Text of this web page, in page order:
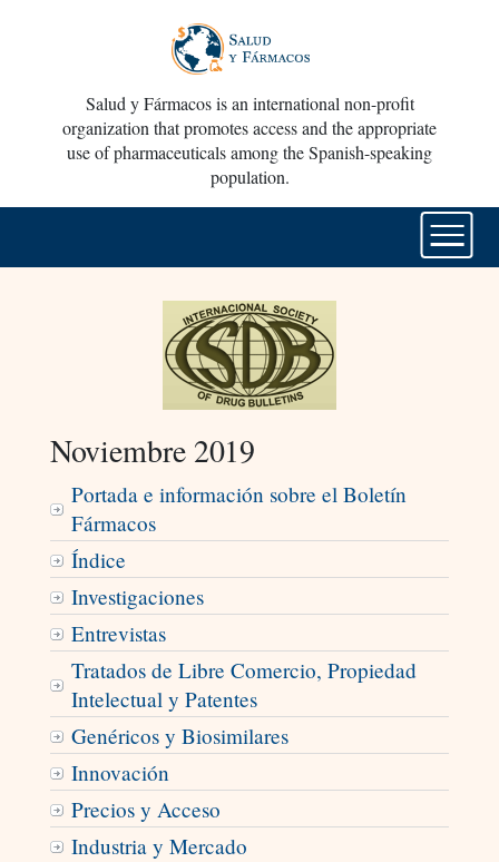
Salud y Fármacos is an international non-profit
organization that promotes access and the appropriate
use of pharmaceuticals among the Spanish-speaking
population.
Noviembre 2019
Portada e información sobre el Boletín
Fármacos
Índice
Investigaciones
Entrevistas
Tratados de Libre Comercio, Propiedad
Intelectual y Patentes
Genéricos y Biosimilares
Innovación
Precios y Acceso
Industria y Mercado